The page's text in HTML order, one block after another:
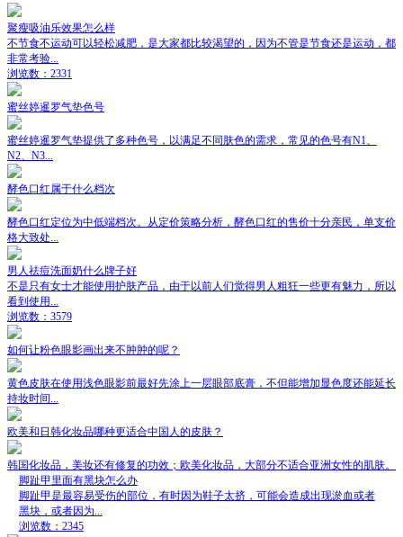
聚瘦吸油乐效果怎么样
不节食不运动可以轻松减肥，是大家都比较渴望的，因为不管是节食还是运动，都
非常考验...
浏览数：2331
蜜丝婷暹罗气垫色号
蜜丝婷暹罗气垫提供了多种色号，以满足不同肤色的需求，常见的色号有N1、
N2、N3...
酵色口红属于什么档次
酵色口红定位为中低端档次。从定价策略分析，酵色口红的售价十分亲民，单支价
格大致处...
男人祛痘洗面奶什么牌子好
不是只有女士才能使用护肤产品，由于以前人们觉得男人粗狂一些更有魅力，所以
看到使用...
浏览数：3579
如何让粉色眼影画出来不肿肿的呢？
黄色皮肤在使用浅色眼影前最好先涂上一层眼部底膏，不但能增加显色度还能延长
持妆时间...
欧美和日韩化妆品哪种更适合中国人的皮肤？
韩国化妆品，美妆还有修复的功效；欧美化妆品，大部分不适合亚洲女性的肌肤。
脚趾甲里面有黑块怎么办
脚趾甲是最容易受伤的部位，有时因为鞋子太挤，可能会造成出现淤血或者
黑块，或者因为...
浏览数：2345